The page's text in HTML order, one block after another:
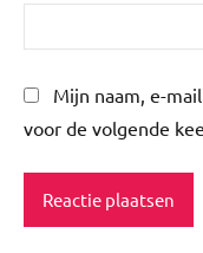
Mijn naam, e-
voor de volgende